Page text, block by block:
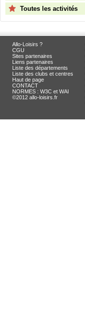
Toutes les activités
Allo-Loisirs ?
CGU
Sites partenaires
Liens partenaires
Liste des départements
Liste des clubs et centres
Haut de page
CONTACT
NORMES : W3C et WAI
©2012 allo-loisirs.fr